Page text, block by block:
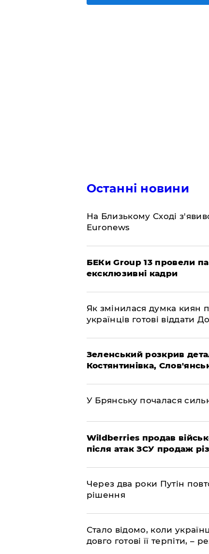
Останні новини
На Близькому Сході
Euronews
БЕКи Group 13 провели
ексклюзивні кадри
Як змінилася думка киян
українців готові віддати
Зеленський розкрив
Костянтинівка,
У Брянську почалася
Wildberries продав
після атак ЗСУ продаж
Через два роки Путін
рішення
Стало відомо, коли
довго готові її терпіти, –